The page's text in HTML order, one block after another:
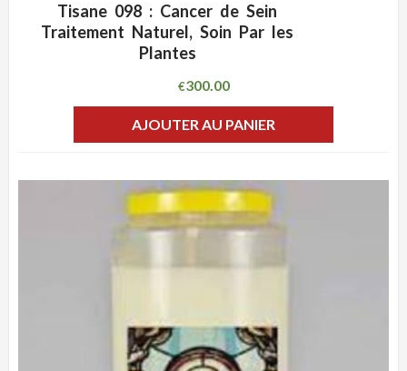
ADD WISHLIST
Tisane 098 : Cancer de Sein
Traitement Naturel, Soin Par les
Plantes
€300.00
AJOUTER AU PANIER